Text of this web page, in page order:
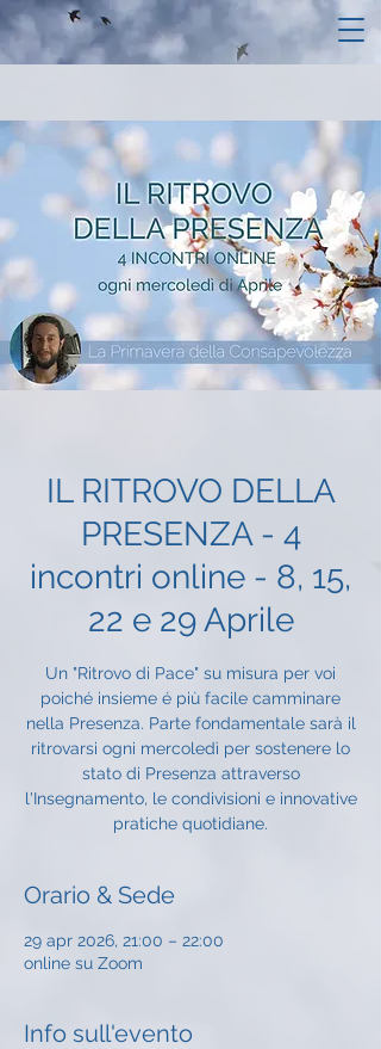
IL RITROVO DELLA
PRESENZA - 4
incontri online - 8, 15,
22 e 29 Aprile
Un "Ritrovo di Pace" su misura per voi
poiché insieme é più facile camminare
nella Presenza. Parte fondamentale sarà il
ritrovarsi ogni mercoledì per sostenere lo
stato di Presenza attraverso
l'Insegnamento, le condivisioni e innovative
pratiche quotidiane.
Orario & Sede
29 apr 2026, 21:00 – 22:00
online su Zoom
Info sull'evento